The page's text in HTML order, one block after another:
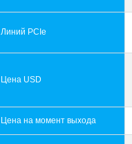
Линий PCIe
Цена USD
Цена на момент выхода